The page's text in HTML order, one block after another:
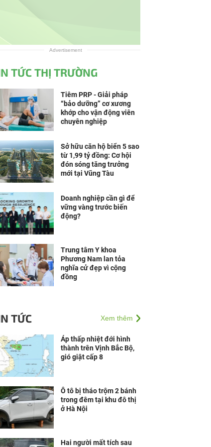
Advertisement
TỨC THỊ TRƯỜNG
Tiêm PRP - Giải pháp
“bảo dưỡng” cơ xương
khớp cho vận động viên
chuyên nghiệp
Sở hữu căn hộ biển 5 sao
từ 1,99 tỷ đồng: Cơ hội
đón sóng tăng trưởng
mới tại Vũng Tàu
Doanh nghiệp cần gì để
vững vàng trước biến
động?
Trung tâm Y khoa
Phương Nam lan tỏa
nghĩa cử đẹp vì cộng
đồng
TỨC Xem thêm
Áp thấp nhiệt đới hình
thành trên Vịnh Bắc Bộ,
gió giật cấp 8
Ô tô bị tháo trộm 2 bánh
trong đêm tại khu đô thị
ở Hà Nội
Hai người mất tích sau